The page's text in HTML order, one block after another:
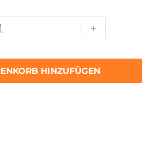
+
HINZUFÜGEN